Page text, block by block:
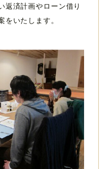
返済計画やローン借り
をいたします。